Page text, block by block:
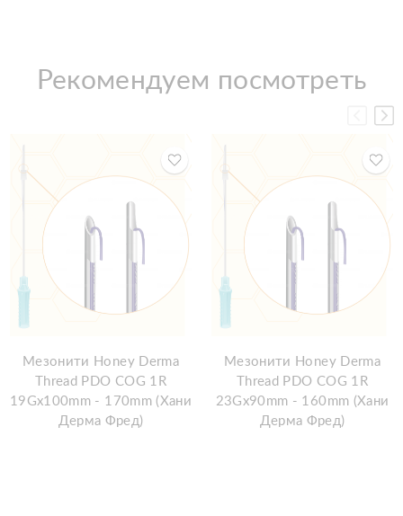
Рекомендуем посмотреть
Мезонити Honey Derma
Thread PDO COG 1R
19Gx100mm - 170mm (Хани
Дерма Фред)
Мезонити Honey Derma
Thread PDO COG 1R
23Gx90mm - 160mm (Хани
Дерма Фред)